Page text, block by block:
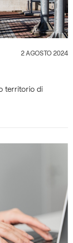
2 AGOSTO 2024
territorio di